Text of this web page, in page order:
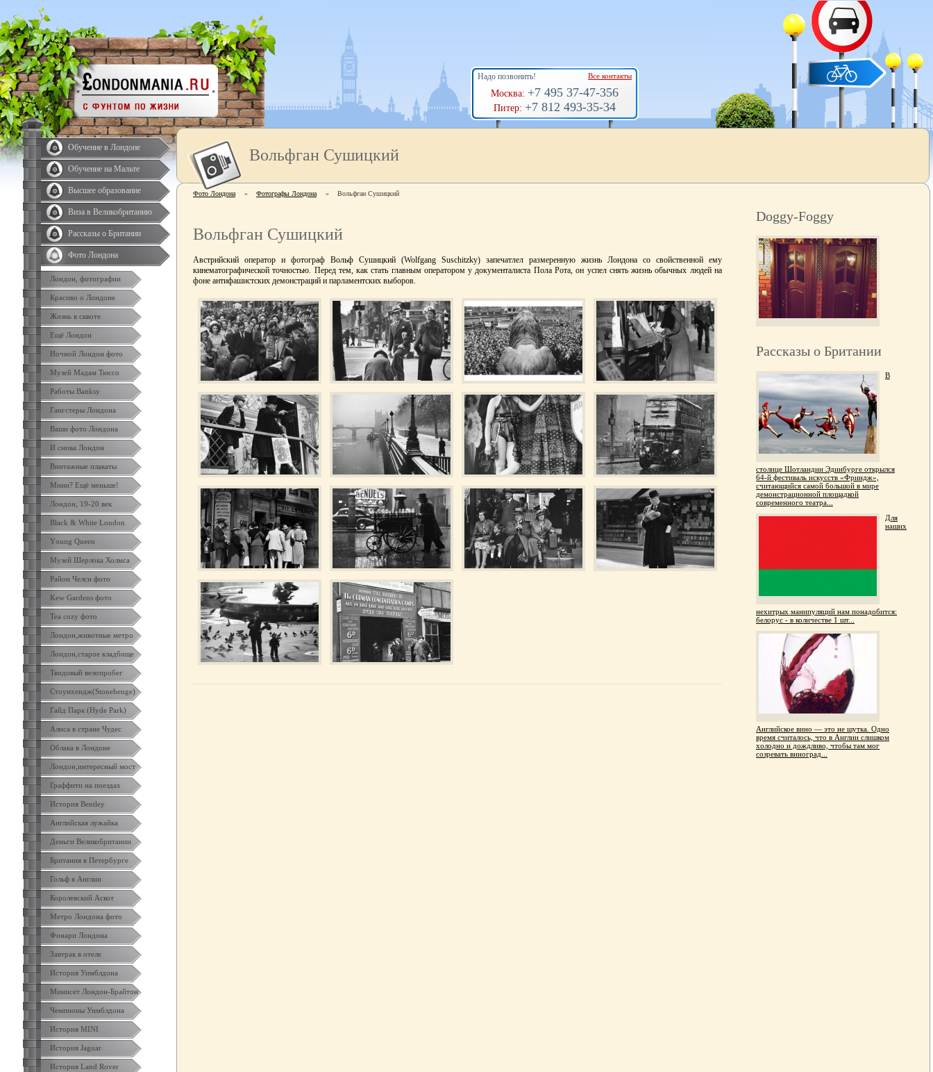
Обучение в Лондоне
Обучение на Мальте
Высшее образование
Виза в Великобританию
Рассказы о Британии
Фото Лондона
Лондон, фотографии
Красиво о Лондоне
Жизнь в сквоте
Ещё Лондон
Ночной Лондон фото
Музей Мадам Тюссо
Работы Banksy
Гангстеры Лондона
Ваши фото Лондона
И снова Лондон
Винтажные плакаты
Мини? Ещё меньше!
Лондон, 19-20 век
Black & White London
Yоung Queen
Музей Шерлока Холмса
Район Челси фото
Kew Gardens фото
Tea cozy фото
Лондон,животные метро
Лондон,старое кладбище
Твидовый велопробег
Стоунхендж(Stonehenge)
Гайд Парк (Hyde Park)
Алиса в стране Чудес
Облака в Лондоне
Лондон,интересный мост
Граффити на поездах
История Bentley
Английская лужайка
Деньги Великобритании
Британия в Петербурге
Гольф в Англии
Королевский Аскот
Метро Лондона фото
Фонари Лондона
Завтрак в отеле
История Уимблдона
Минисет Лондон-Брайтон
Чемпионы Уимблдона
История MINI
История Jaguar
История Land Rover
Надо позвонить! Все контакты
Москва: +7 495 37-47-356
Питер: +7 812 493-35-34
Вольфган Сушицкий
Фото Лондона » Фотографы Лондона » Вольфган Сушицкий
Вольфган Сушицкий
Австрийский оператор и фотограф Вольф Сушицкий (Wolfgang Suschitzky) запечатлел размеренную жизнь Лондона со свойственной ему
кинематографической точностью. Перед тем, как стать главным оператором у документалиста Пола Рота, он успел снять жизнь обычных людей на
фоне антифашистских демонстраций и парламентских выборов.
Doggy-Foggy
Рассказы о Британии
В
столице Шотландии Эдинбурге открылся
64-й фестиваль искусств «Фриндж»,
считающийся самой большой в мире
демонстрационной площадкой
современного театра...
Для
наших
нехитрых манипуляций нам понадобится:
белорус - в количестве 1 шт...
Английское вино — это не шутка. Одно
время считалось, что в Англии слишком
холодно и дождливо, чтобы там мог
созревать виноград...